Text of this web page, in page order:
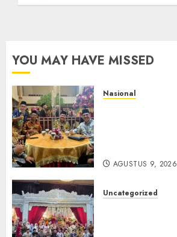
YOU MAY HAVE MISSED
Nasional
AGUSTUS 9, 2026
Uncategorized